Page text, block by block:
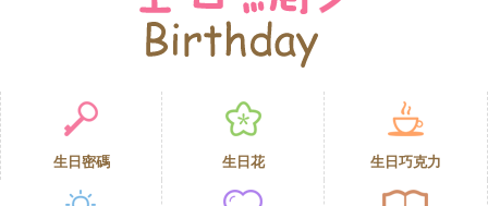
生日密碼 生日花 生日巧克力